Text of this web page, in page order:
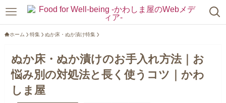
ホーム 特集 ぬか床・ぬか漬け特集
ぬか床・ぬか漬けのお手入れ方法｜お
悩み別の対処法と長く使うコツ｜かわ
しま屋